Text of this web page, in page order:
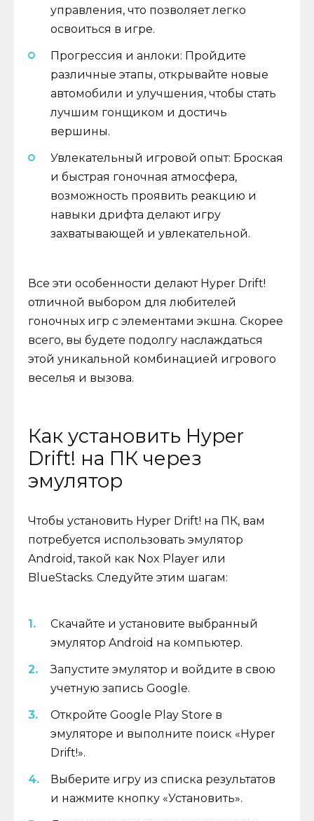
управления, что позволяет легко
освоиться в игре.
Прогрессия и анлоки: Пройдите
различные этапы, открывайте новые
автомобили и улучшения, чтобы стать
лучшим гонщиком и достичь
вершины.
Увлекательный игровой опыт: Броская
и быстрая гоночная атмосфера,
возможность проявить реакцию и
навыки дрифта делают игру
захватывающей и увлекательной.
Все эти особенности делают Hyper Drift!
отличной выбором для любителей
гоночных игр с элементами экшна. Скорее
всего, вы будете подолгу наслаждаться
этой уникальной комбинацией игрового
веселья и вызова.
Как установить Hyper
Drift! на ПК через
эмулятор
Чтобы установить Hyper Drift! на ПК, вам
потребуется использовать эмулятор
Android, такой как Nox Player или
BlueStacks. Следуйте этим шагам:
Скачайте и установите выбранный
эмулятор Android на компьютер.
Запустите эмулятор и войдите в свою
учетную запись Google.
Откройте Google Play Store в
эмуляторе и выполните поиск «Hyper
Drift!».
Выберите игру из списка результатов
и нажмите кнопку «Установить».